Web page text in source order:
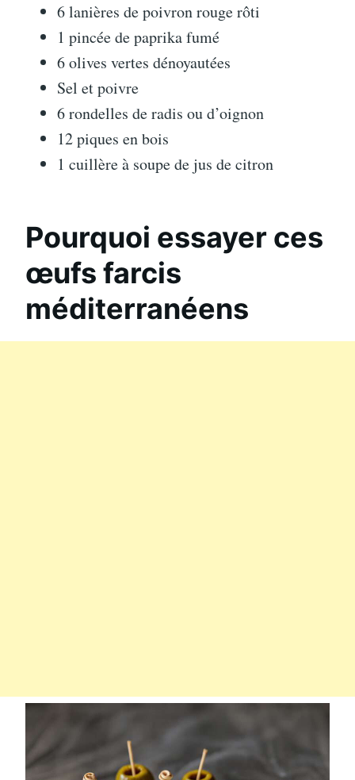
6 lanières de poivron rouge rôti
1 pincée de paprika fumé
6 olives vertes dénoyautées
Sel et poivre
6 rondelles de radis ou d’oignon
12 piques en bois
1 cuillère à soupe de jus de citron
Pourquoi essayer ces
œufs farcis
méditerranéens